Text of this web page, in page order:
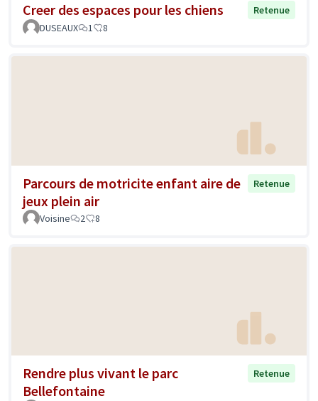
Creer des espaces pour les chiens
Retenue
DUSEAUX
1 8
Parcours de motricite enfant aire de
jeux plein air
Retenue
Voisine 2 8
Rendre plus vivant le parc
Bellefontaine
Retenue